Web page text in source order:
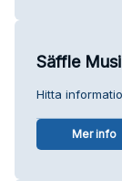
Säffle
Hitta
Mer info